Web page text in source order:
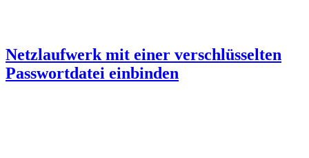
Netzlaufwerk mit einer verschlüsselten
Passwortdatei einbinden